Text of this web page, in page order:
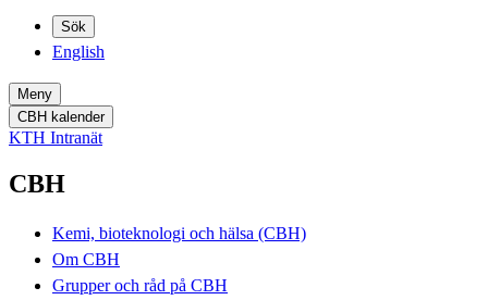
Sök
English
Meny
CBH kalender
KTH Intranät
CBH
Kemi, bioteknologi och hälsa (CBH)
Om CBH
Grupper och råd på CBH